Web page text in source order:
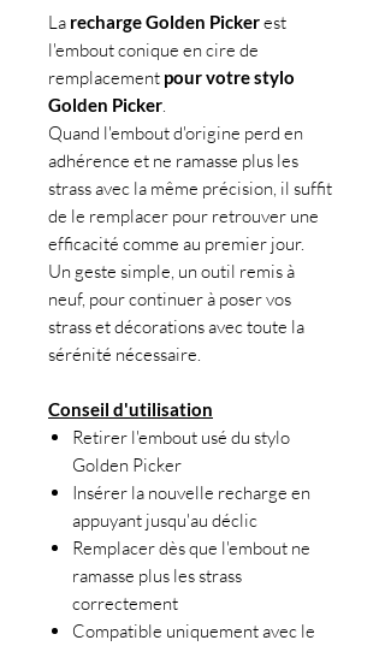
La recharge Golden Pickerest
l'embout conique en cire de
remplacement pour votre stylo
Golden Picker.
Quand l'embout d'origine perd en
adhérence et ne ramasse plus les
strass avec la même précision, il suffit
de le remplacer pour retrouver une
efficacité comme au premier jour.
Un geste simple, un outil remis à
neuf, pour continuer à poser vos
strass et décorations avec toute la
sérénité nécessaire.
Conseil d'utilisation
Retirer l'embout usé du stylo
Golden Picker
Insérer la nouvelle recharge en
appuyant jusqu'au déclic
Remplacer dès que l'embout ne
ramasse plus les strass
correctement
Compatible uniquement avec le